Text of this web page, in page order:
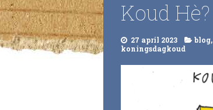
Koud Hè?
27 april 2023 blog,
koningsdagkoud